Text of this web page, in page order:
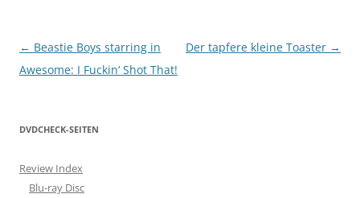
Beitragsnavigation
← Beastie Boys starring in
Awesome: I Fuckin‘ Shot That!
Der tapfere kleine Toaster →
DVDCHECK-SEITEN
Review Index
Blu-ray Disc